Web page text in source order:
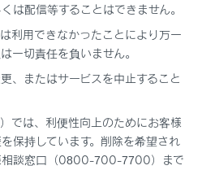
ージ
音さくいん）
は配信等することはできません。
利用できなかったことにより万一
一切責任を負いません。
、またはサービスを中止すること
では、利便性向上のためにお客様
保持しています。削除を希望され
相談窓口（0800-700-7700）まで